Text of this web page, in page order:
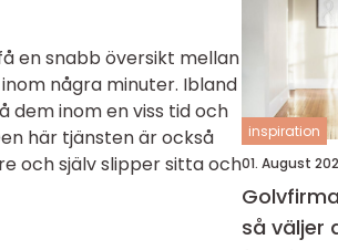
en snabb översikt mellan
några minuter. Ibland
inom en viss tid och
här tjänsten är också
och själv slipper sitta och
inspiration
01. August
så väljer